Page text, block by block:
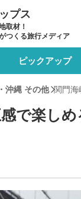
プス
取材！
つくる旅行メディア
ピックアップ
沖縄 その他 関門海
で楽し